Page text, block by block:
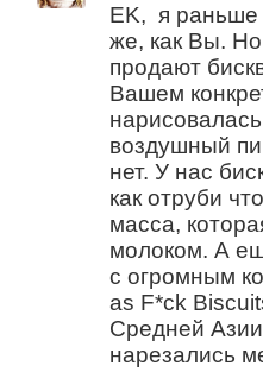
EK, я раньше
же, как Вы.
продают
Вашем
воздушный
нет. У нас
как отруби
масса,
молоком. А
с огромным
as F*сk
Средней
нарезались